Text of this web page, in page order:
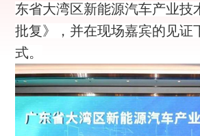
东省大湾区新能源汽车产业技
批复》，并在现场嘉宾的见证
式。